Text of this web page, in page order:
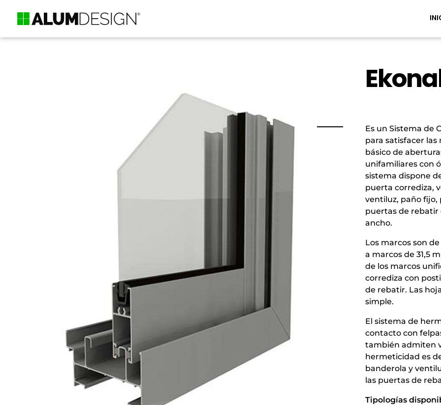
Es un Sistema de
para satisfacer
básico de
unifamiliares con
sistema dispone
puerta corrediza,
ventiluz, paño
puertas de rebatir
ancho.
Los marcos son
a marcos de 31,5
de los marcos
corrediza con
de rebatir. Las
simple.
El sistema de
contacto con
también admiten
hermeticidad es
banderola y
las puertas de
Tipologías